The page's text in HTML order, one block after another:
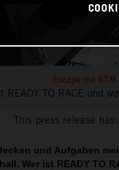
Escape the
READY TO RACE und
This press release has:
und Aufgaben
Wer ist READY TO